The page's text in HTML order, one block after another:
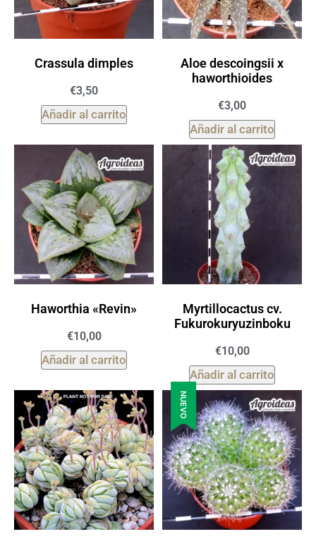
Crassula dimples
€3,50
Añadir al carrito
Aloe descoingsii x
haworthioides
€3,00
Añadir al carrito
Haworthia «Revin»
€10,00
Añadir al carrito
Myrtillocactus cv.
Fukurokuryuzinboku
€10,00
Añadir al carrito
NUEVO